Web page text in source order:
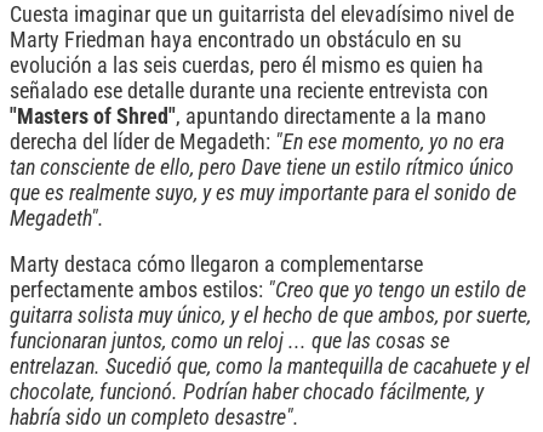
Cuesta imaginar que un guitarrista del elevadísimo nivel de
Marty Friedman haya encontrado un obstáculo en su
evolución a las seis cuerdas, pero él mismo es quien ha
señalado ese detalle durante una reciente entrevista con
"Masters of Shred", apuntando directamente a la mano
derecha del líder de Megadeth: "En ese momento, yo no era
tan consciente de ello, pero Dave tiene un estilo rítmico único
que es realmente suyo, y es muy importante para el sonido de
Megadeth".
Marty destaca cómo llegaron a complementarse
perfectamente ambos estilos: "Creo que yo tengo un estilo de
guitarra solista muy único, y el hecho de que ambos, por suerte,
funcionaran juntos, como un reloj ... que las cosas se
entrelazan. Sucedió que, como la mantequilla de cacahuete y el
chocolate, funcionó. Podrían haber chocado fácilmente, y
habría sido un completo desastre".